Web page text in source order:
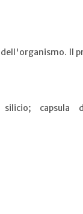
dell'organismo. Il
silicio;